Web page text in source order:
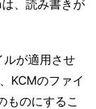
、読み書きが
ルが適用させ
KCMのファイ
ものにするこ